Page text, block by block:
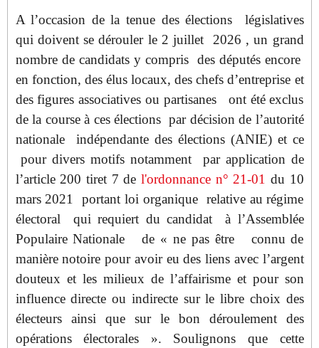
A l’occasion de la tenue des élections législatives
qui doivent se dérouler le 2 juillet 2026 , un grand
nombre de candidats y compris des députés encore
en fonction, des élus locaux, des chefs d’entreprise et
des figures associatives ou partisanes ont été exclus
de la course à ces élections par décision de l’autorité
nationale indépendante des élections (ANIE) et ce
pour divers motifs notamment par application de
l’article 200 tiret 7 de l'ordonnance n° 21-01 du 10
mars 2021 portant loi organique relative au régime
électoral qui requiert du candidat à l’Assemblée
Populaire Nationale de « ne pas être connu de
manière notoire pour avoir eu des liens avec l’argent
douteux et les milieux de l’affairisme et pour son
influence directe ou indirecte sur le libre choix des
électeurs ainsi que sur le bon déroulement des
opérations électorales ». Soulignons que cette